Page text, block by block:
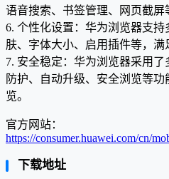
语音搜索、书签管理、网页截屏
6. 个性化设置：华为浏览器支
肤、字体大小、启用插件等，满
7. 安全稳定：华为浏览器采用
防护、自动升级、安全浏览等
览。
官方网站：
https://consumer.huawei.com/cn/
下载地址